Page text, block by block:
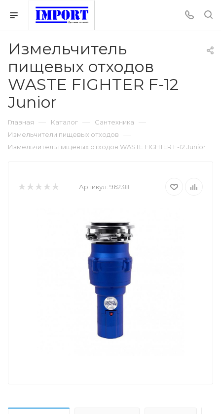
Измельчитель
пищевых отходов
WASTE FIGHTER F-12
Junior
Главная — Каталог — Сантехника —
Измельчители пищевых отходов —
Измельчитель пищевых отходов WASTE FIGHTER F-12 Junior
Артикул: 96238